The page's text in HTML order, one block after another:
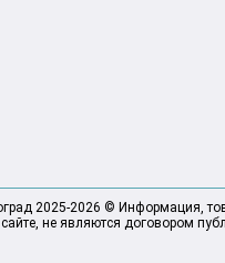
2025-2026 © Информация,
не являются договором